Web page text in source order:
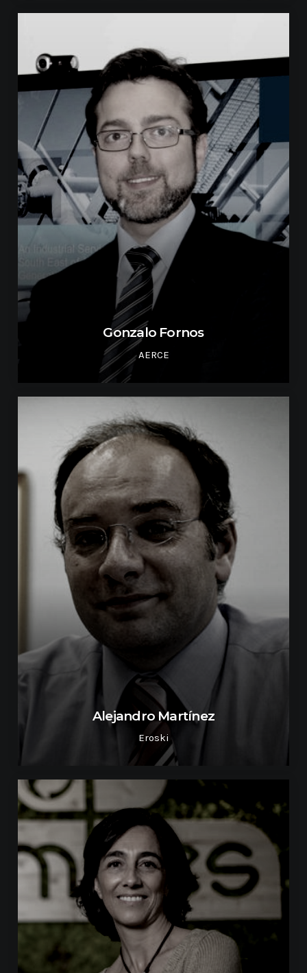
Gonzalo Fornos
AERCE
Alejandro Martínez
Eroski